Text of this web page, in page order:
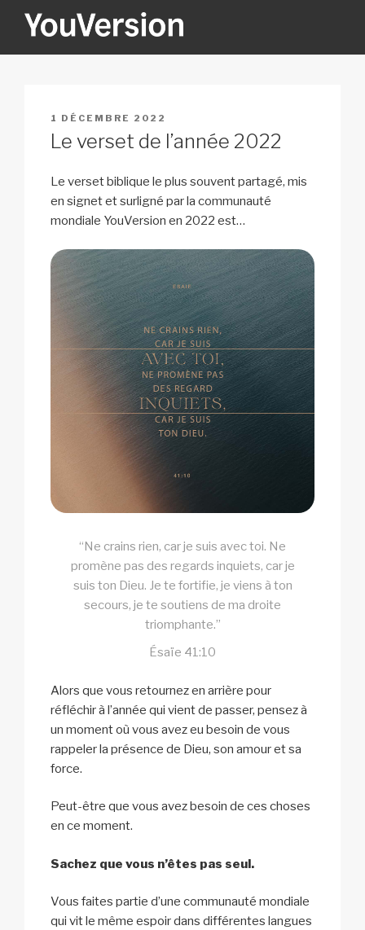
YOUVERSION
PUBLIÉ
LE
1 DÉCEMBRE 2022
Le verset de l’année 2022
Le verset biblique le plus souvent partagé, mis
en signet et surligné par la communauté
mondiale YouVersion en 2022 est…
“Ne crains rien, car je suis avec toi. Ne
promène pas des regards inquiets, car je
suis ton Dieu. Je te fortifie, je viens à ton
secours, je te soutiens de ma droite
triomphante.”
Ésaïe 41:10
Alors que vous retournez en arrière pour
réfléchir à l’année qui vient de passer, pensez à
un moment où vous avez eu besoin de vous
rappeler la présence de Dieu, son amour et sa
force.
Peut-être que vous avez besoin de ces choses
en ce moment.
Sachez que vous n’êtes pas seul.
Vous faites partie d’une communauté mondiale
qui vit le même espoir dans différentes langues